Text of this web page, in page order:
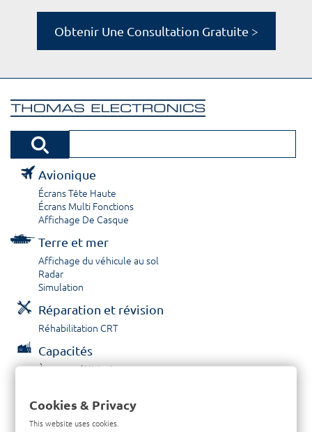
Obtenir Une Consultation Gratuite >
Avionique
Écrans Tête Haute
Écrans Multi Fonctions
Affichage De Casque
Terre et mer
Affichage du véhicule au sol
Radar
Simulation
Réparation et révision
Réhabilitation CRT
Capacités
À propos / Historique
Contactez nous
Cookies & Privacy
This website uses cookies.